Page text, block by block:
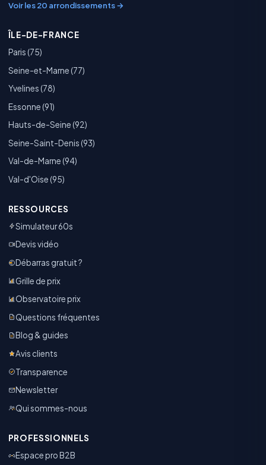
Voir les 20 arrondissements →
ÎLE-DE-FRANCE
Paris (75)
Seine-et-Marne (77)
Yvelines (78)
Essonne (91)
Hauts-de-Seine (92)
Seine-Saint-Denis (93)
Val-de-Marne (94)
Val-d'Oise (95)
RESSOURCES
Simulateur 60s
Devis vidéo
Débarras gratuit ?
Grille de prix
Observatoire prix
Questions fréquentes
Blog & guides
Avis clients
Transparence
Newsletter
Qui sommes-nous
PROFESSIONNELS
Espace pro B2B